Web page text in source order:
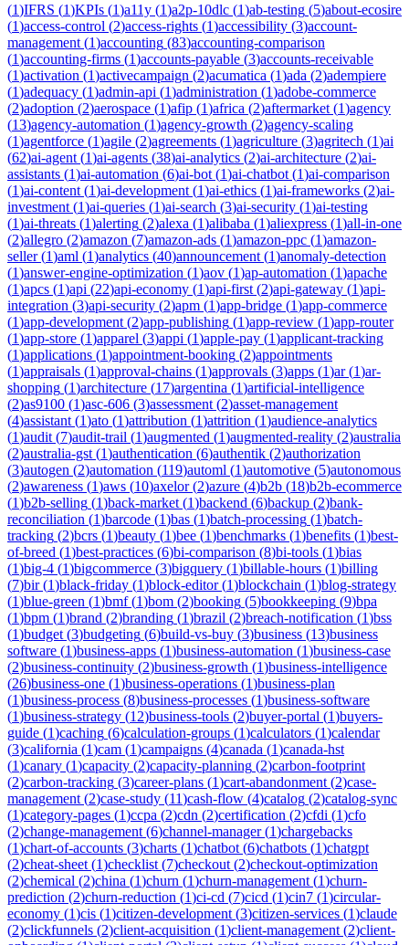
(1)IFRS (1)KPIs (1)a11y (1)a2p-10dlc (1)ab-testing (5)about-ecosire
(1)access-control (2)access-rights (1)accessibility (3)account-
management (1)accounting (83)accounting-comparison
(1)accounting-firms (1)accounts-payable (3)accounts-receivable
(1)activation (1)activecampaign (2)acumatica (1)ada (2)adempiere
(1)adequacy (1)admin-api (1)administration (1)adobe-commerce
(2)adoption (2)aerospace (1)afip (1)africa (2)aftermarket (1)agency
(13)agency-automation (1)agency-growth (2)agency-scaling
(1)agentforce (1)agile (2)agreements (1)agriculture (3)agritech (1)ai
(62)ai-agent (1)ai-agents (38)ai-analytics (2)ai-architecture (2)ai-
assistants (1)ai-automation (6)ai-bot (1)ai-chatbot (1)ai-comparison
(1)ai-content (1)ai-development (1)ai-ethics (1)ai-frameworks (2)ai-
investment (1)ai-queries (1)ai-search (3)ai-security (1)ai-testing
(1)ai-threats (1)alerting (2)alexa (1)alibaba (1)aliexpress (1)all-in-one
(2)allegro (2)amazon (7)amazon-ads (1)amazon-ppc (1)amazon-
seller(1)aml (1)analytics (40)announcement (1)anomaly-detection
(1)answer-engine-optimization (1)aov (1)ap-automation (1)apache
(1)apcs (1)api (22)api-economy (1)api-first (2)api-gateway (1)api-
integration (3)api-security (2)apm (1)app-bridge (1)app-commerce
(1)app-development (2)app-publishing (1)app-review (1)app-router
(1)app-store (1)apparel (3)appi (1)apple-pay (1)applicant-tracking
(1)applications (1)appointment-booking (2)appointments
(1)appraisals (1)approval-chains (1)approvals (3)apps (1)ar(1)ar-
shopping (1)architecture (17)argentina (1)artificial-intelligence
(2)as9100 (1)asc-606 (3)assessment (2)asset-management
(4)assistant (1)ato (1)attribution (1)attrition (1)audience-analytics
(1)audit (7)audit-trail (1)augmented (1)augmented-reality (2)australia
(2)australia-gst (1)authentication (6)authentik (2)authorization
(3)autogen (2)automation (119)automl (1)automotive (5)autonomous
(2)awareness (1)aws (10)axelor(2)azure (4)b2b (18)b2b-ecommerce
(1)b2b-selling (1)back-market (1)backend (6)backup (2)bank-
reconciliation (1)barcode (1)bas (1)batch-processing (1)batch-
tracking (2)bcrs (1)beauty (1)bee (1)benchmarks (1)benefits (1)best-
of-breed (1)best-practices (6)bi-comparison (8)bi-tools (1)bias
(1)big-4 (1)bigcommerce (3)bigquery (1)billable-hours (1)billing
(7)bir(1)black-friday (1)block-editor(1)blockchain (1)blog-strategy
(1)blue-green (1)bmf(1)bom (2)booking (5)bookkeeping (9)bpa
(1)bpm (1)brand (2)branding (1)brazil (2)breach-notification (1)bss
(1)budget (3)budgeting (6)build-vs-buy (3)business (13)business
software (1)business-apps (1)business-automation (1)business-case
(2)business-continuity (2)business-growth (1)business-intelligence
(26)business-one (1)business-operations (1)business-plan
(1)business-process (8)business-processes (1)business-software
(1)business-strategy (12)business-tools (2)buyer-portal (1)buyers-
guide (1)caching (6)calculation-groups (1)calculators (1)calendar
(3)california (1)cam (1)campaigns (4)canada (1)canada-hst
(1)canary (1)capacity (2)capacity-planning (2)carbon-footprint
(2)carbon-tracking (3)career-plans (1)cart-abandonment (2)case-
management (2)case-study (11)cash-flow (4)catalog (2)catalog-sync
(1)category-pages (1)ccpa (2)cdn (2)certification (2)cfdi (1)cfo
(2)change-management (6)channel-manager(1)chargebacks
(1)chart-of-accounts (3)charts (1)chatbot (6)chatbots (1)chatgpt
(2)cheat-sheet (1)checklist (7)checkout (2)checkout-optimization
(2)chemical (2)china (1)churn (1)churn-management (1)churn-
prediction (2)churn-reduction (1)ci-cd (7)cicd (1)cin7 (1)circular-
economy (1)cis (1)citizen-development (3)citizen-services (1)claude
(2)clickfunnels (2)client-acquisition (1)client-management (2)client-